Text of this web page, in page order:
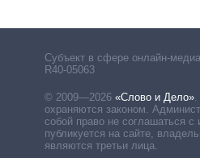
Субъект в сфере онлайн-
R40-05063
© 2009—2026 «Слово и Дело».
охраняются законом.
собой право не соглашаться с
публикуется на сайте,
являются третьи лица.